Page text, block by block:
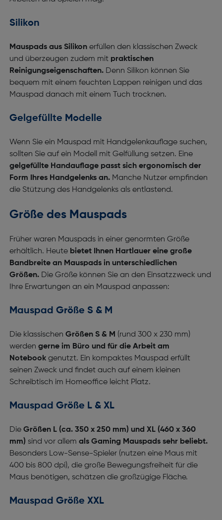
Silikon
Mauspads aus Silikonerfüllen den klassischen Zweck
und überzeugen zudem mit praktischen
Reinigungseigenschaften. Denn Silikon können Sie
bequem mit einem feuchten Lappen reinigen und das
Mauspad danach mit einem Tuch trocknen.
Gelgefüllte Modelle
Wenn Sie ein Mauspad mit Handgelenkauflage suchen,
sollten Sie auf ein Modell mit Gelfüllung setzen. Eine
gelgefüllte Handauflage passt sich ergonomisch der
Form Ihres Handgelenks an.Manche Nutzer empfinden
die Stützung des Handgelenks als entlastend.
Größe des Mauspads
Früher waren Mauspads in einer genormten Größe
erhältlich. Heute bietet Ihnen Hartlauer eine große
Bandbreite an Mauspads in unterschiedlichen
Größen. Die Größe können Sie an den Einsatzzweck und
Ihre Erwartungen an ein Mauspad anpassen:
Mauspad Größe S & M
Die klassischen Größen S & M (rund 300 x 230 mm)
werden gerne im Büro und für die Arbeit am
Notebook genutzt. Ein kompaktes Mauspad erfüllt
seinen Zweck und findet auch auf einem kleinen
Schreibtisch im Homeoffice leicht Platz.
Mauspad Größe L & XL
Die Größen L (ca. 350 x 250 mm) und XL (460 x 360
mm) sind vor allem als Gaming Mauspads sehr beliebt.
Besonders Low-Sense-Spieler (nutzen eine Maus mit
400 bis 800 dpi), die große Bewegungsfreiheit für die
Maus benötigen, schätzen die großzügige Fläche.
Mauspad Größe XXL